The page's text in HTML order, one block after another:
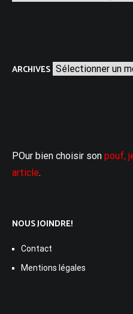
ARCHIVES Archives
POur bien choisir son pouf,
article.
NOUS JOINDRE!
Contact
Mentions légales